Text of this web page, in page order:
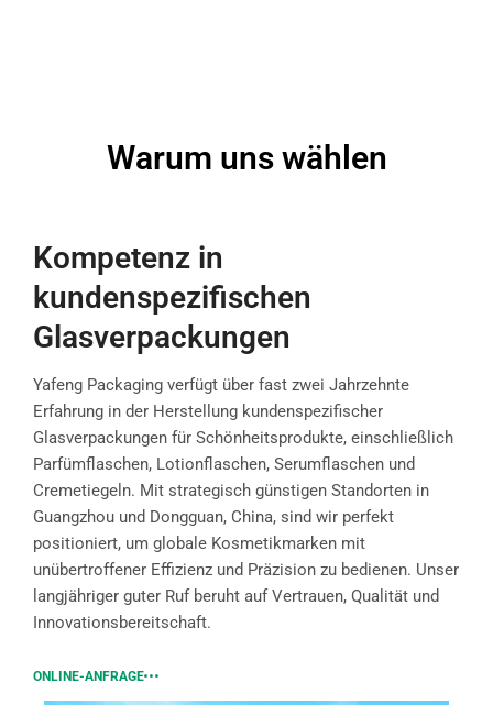
Warum uns wählen
Kompetenz in
kundenspezifischen
Glasverpackungen
Yafeng Packaging verfügt über fast zwei Jahrzehnte
Erfahrung in der Herstellung kundenspezifischer
Glasverpackungen für Schönheitsprodukte, einschließlich
Parfümflaschen, Lotionflaschen, Serumflaschen und
Cremetiegeln. Mit strategisch günstigen Standorten in
Guangzhou und Dongguan, China, sind wir perfekt
positioniert, um globale Kosmetikmarken mit
unübertroffener Effizienz und Präzision zu bedienen. Unser
langjähriger guter Ruf beruht auf Vertrauen, Qualität und
Innovationsbereitschaft.
ONLINE-ANFRAGE